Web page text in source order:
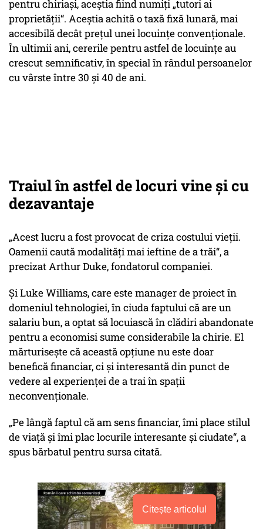
pentru chiriași, aceștia fiind numiți „tutori ai
proprietății“. Aceștia achită o taxă fixă lunară, mai
accesibilă decât prețul unei locuințe convenționale.
În ultimii ani, cererile pentru astfel de locuințe au
crescut semnificativ, în special în rândul persoanelor
cu vârste între 30 și 40 de ani.
Traiul în astfel de locuri vine și cu
dezavantaje
„Acest lucru a fost provocat de criza costului vieții.
Oamenii caută modalități mai ieftine de a trăi“, a
precizat Arthur Duke, fondatorul companiei.
Și Luke Williams, care este manager de proiect în
domeniul tehnologiei, în ciuda faptului că are un
salariu bun, a optat să locuiască în clădiri abandonate
pentru a economisi sume considerabile la chirie. El
mărturisește că această opțiune nu este doar
benefică financiar, ci și interesantă din punct de
vedere al experienței de a trai în spații
neconvenționale.
„Pe lângă faptul că am sens financiar, îmi place stilul
de viață și îmi plac locurile interesante și ciudate“, a
spus bărbatul pentru sursa citată.
Citește articolul